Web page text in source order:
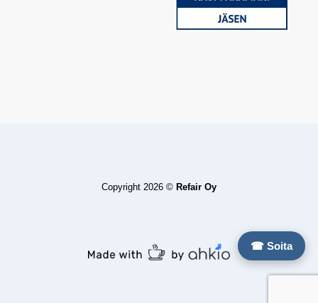
☎ Soita
Copyright 2026 © Refair Oy